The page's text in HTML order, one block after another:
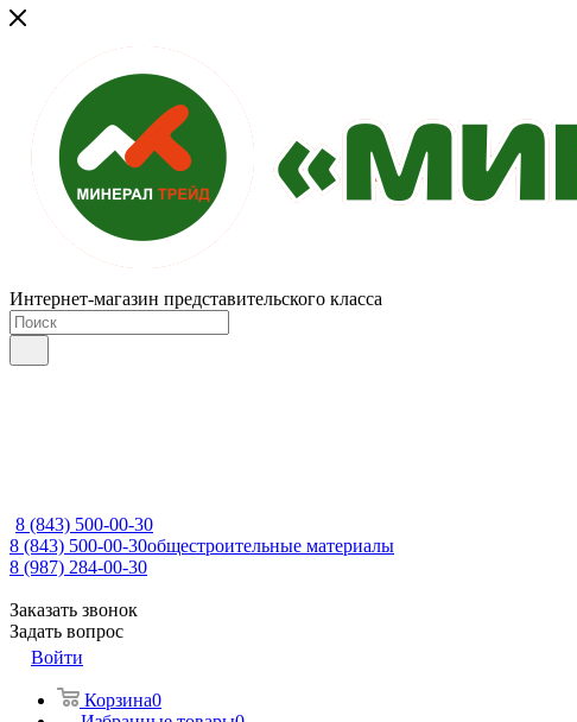
Интернет-магазин представительского класса
8 (843) 500-00-30
8 (843) 500-00-30общестроительные материалы
8 (987) 284-00-30
Заказать звонок
Задать вопрос
Войти
Корзина0